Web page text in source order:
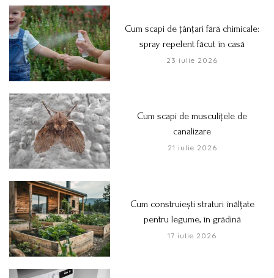
Cum scapi de țânțari fără chimicale:
spray repelent făcut în casă
23 iulie 2026
Cum scapi de musculițele de
canalizare
21 iulie 2026
Cum construiești straturi înălțate
pentru legume, în grădină
17 iulie 2026